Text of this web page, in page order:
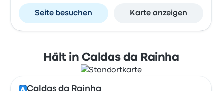
Seite besuchen Karte anzeigen
Hält in Caldas da Rainha
Caldas da Rainha